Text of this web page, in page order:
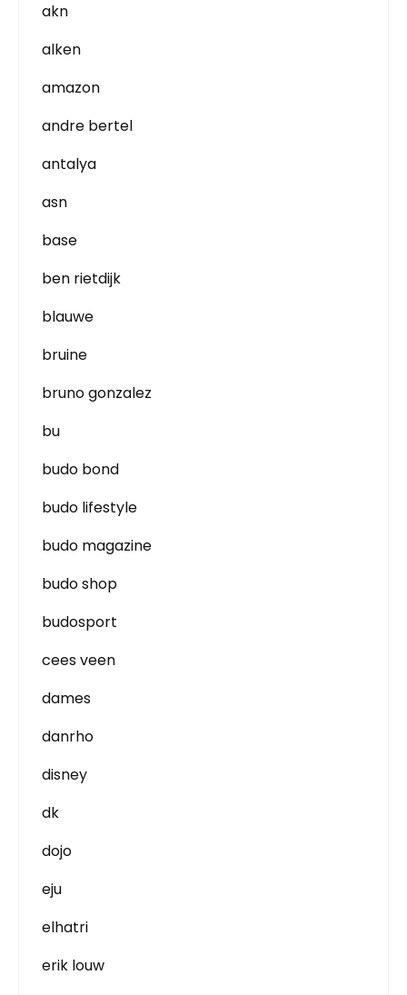
akn
alken
amazon
andre bertel
antalya
asn
base
ben rietdijk
blauwe
bruine
bruno gonzalez
bu
budo bond
budo lifestyle
budo magazine
budo shop
budosport
cees veen
dames
danrho
disney
dk
dojo
eju
elhatri
erik louw